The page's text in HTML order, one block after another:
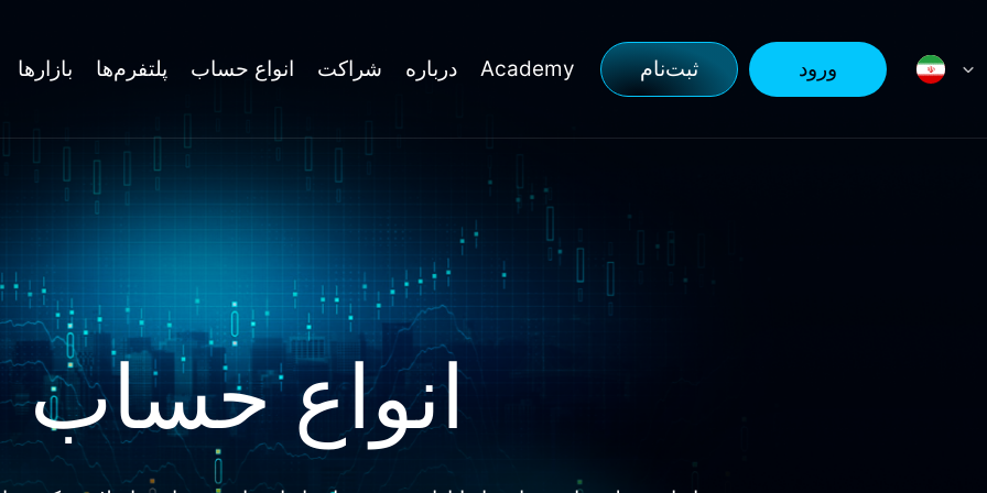
بازارها پلتفرم‌ها انواع حساب شراکت درباره Academy ثبت‌نام ورود
انواع حساب